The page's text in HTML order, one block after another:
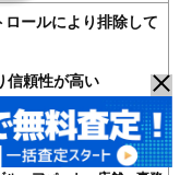
ロールにより排除して
信頼性が高い
大6社の査定が無料で